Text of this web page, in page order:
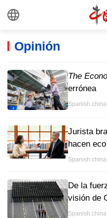
Opinión
The
errónea
Jurista
hacen
De la
visión de